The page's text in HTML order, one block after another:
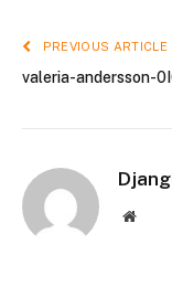
PREVIOUS ARTICLE
valeria-andersson-